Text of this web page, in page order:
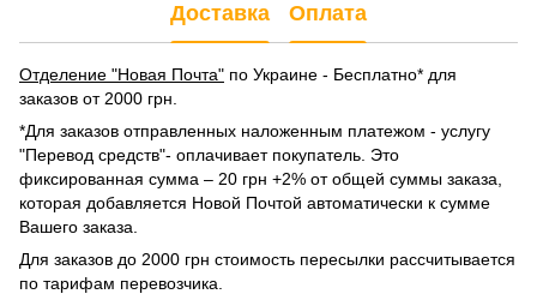
Доставка Оплата
Отделение "Новая Почта" по Украине - Бесплатно* для
заказов от 2000 грн.
*Для заказов отправленных наложенным платежом - услугу
"Перевод средств"- оплачивает покупатель. Это
фиксированная сумма – 20 грн +2% от общей суммы заказа,
которая добавляется Новой Почтой автоматически к сумме
Вашего заказа.
Для заказов до 2000 грн стоимость пересылки рассчитывается
по тарифам перевозчика.